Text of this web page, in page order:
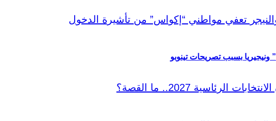
بسبب تصريحات تينوبو